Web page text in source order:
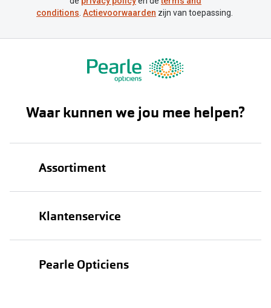
conditions. Actievoorwaarden zijn van toepassing.
Waar kunnen we jou mee helpen?
Assortiment
Klantenservice
Verzending
Pearle Opticiens